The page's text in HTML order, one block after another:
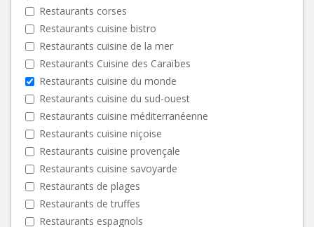
Restaurants corses
Restaurants cuisine bistro
Restaurants cuisine de la mer
Restaurants Cuisine des Caraïbes
Restaurants cuisine du monde
Restaurants cuisine du sud-ouest
Restaurants cuisine méditerranéenne
Restaurants cuisine niçoise
Restaurants cuisine provençale
Restaurants cuisine savoyarde
Restaurants de plages
Restaurants de truffes
Restaurants espagnols